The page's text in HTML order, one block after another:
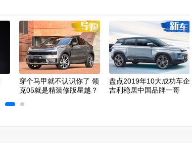
穿个马甲就不认识你了 领
克05就是精装修版星越？
盘点2019年10大成功车企
吉利稳居中国品牌一哥